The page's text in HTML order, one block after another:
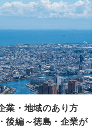
業・地域のあり方
後編～徳島・企業が